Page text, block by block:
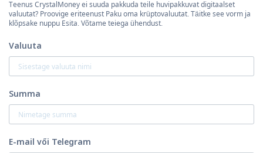
Teenus CrystalMoney ei suuda pakkuda teile huvipakkuvat digitaalset
valuutat? Proovige eriteenust Paku oma krüptovaluutat. Täitke see vorm ja
klõpsake nuppu Esita. Võtame teiega ühendust.
Valuuta
Summa
E-mail vői Telegram